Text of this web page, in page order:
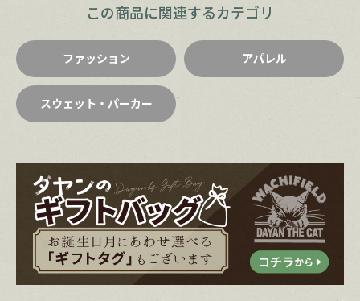
この商品に関連するカテゴリ
ファッション アパレル
スウェット・パーカー